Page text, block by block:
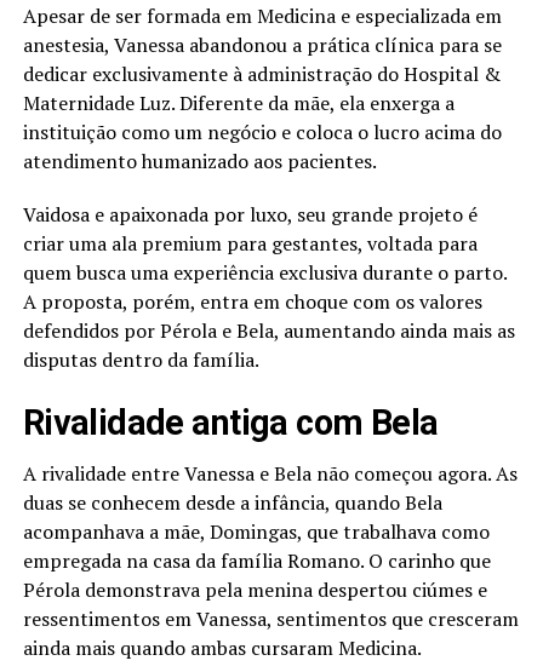
Apesar de ser formada em Medicina e especializada em
anestesia, Vanessa abandonou a prática clínica para se
dedicar exclusivamente à administração do Hospital &
Maternidade Luz. Diferente da mãe, ela enxerga a
instituição como um negócio e coloca o lucro acima do
atendimento humanizado aos pacientes.
Vaidosa e apaixonada por luxo, seu grande projeto é
criar uma ala premium para gestantes, voltada para
quem busca uma experiência exclusiva durante o parto.
A proposta, porém, entra em choque com os valores
defendidos por Pérola e Bela, aumentando ainda mais as
disputas dentro da família.
Rivalidade antiga com Bela
A rivalidade entre Vanessa e Bela não começou agora. As
duas se conhecem desde a infância, quando Bela
acompanhava a mãe, Domingas, que trabalhava como
empregada na casa da família Romano. O carinho que
Pérola demonstrava pela menina despertou ciúmes e
ressentimentos em Vanessa, sentimentos que cresceram
ainda mais quando ambas cursaram Medicina.